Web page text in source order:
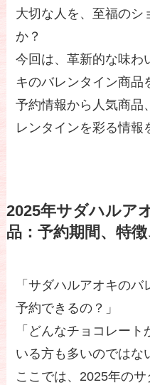
大切な人を、至福のシ
か？
今回は、革新的な味わ
キのバレンタイン商品
予約情報から人気商品
レンタインを彩る情報
2025年サダハルア
品：予約期間、特
「サダハルアオキの
予約できるの？」
「どんなチョコレー
いる方も多いのではな
ここでは、2025年の